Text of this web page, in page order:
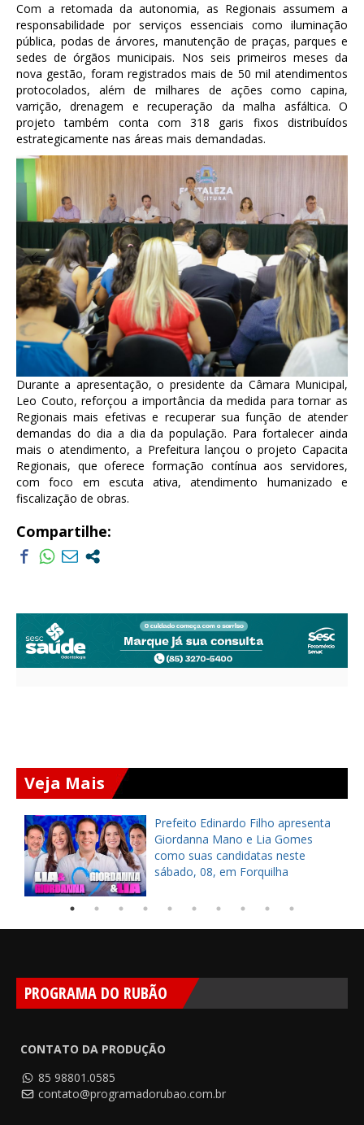
Com a retomada da autonomia, as Regionais assumem a
responsabilidade por serviços essenciais como iluminação
pública, podas de árvores, manutenção de praças, parques e
sedes de órgãos municipais. Nos seis primeiros meses da
nova gestão, foram registrados mais de 50 mil atendimentos
protocolados, além de milhares de ações como capina,
varrição, drenagem e recuperação da malha asfáltica. O
projeto também conta com 318 garis fixos distribuídos
estrategicamente nas áreas mais demandadas.
Durante a apresentação, o presidente da Câmara Municipal,
Leo Couto, reforçou a importância da medida para tornar as
Regionais mais efetivas e recuperar sua função de atender
demandas do dia a dia da população. Para fortalecer ainda
mais o atendimento, a Prefeitura lançou o projeto Capacita
Regionais, que oferece formação contínua aos servidores,
com foco em escuta ativa, atendimento humanizado e
fiscalização de obras.
Compartilhe:
Veja Mais
Prefeito Edinardo Filho apresenta
Giordanna Mano e Lia Gomes
como suas candidatas neste
sábado, 08, em Forquilha
PROGRAMA DO RUBÃO
CONTATO DA PRODUÇÃO
85 98801.0585
contato@programadorubao.com.br